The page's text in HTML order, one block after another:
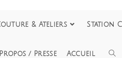
& Ateliers Station
/ Presse Accueil